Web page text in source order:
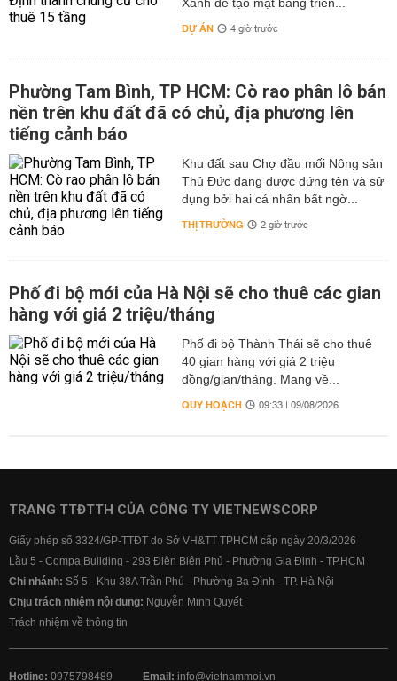
DỰ ÁN 4 giờ trước
Phường Tam Bình, TP HCM: Cò rao phân lô bán
nền trên khu đất đã có chủ, địa phương lên
tiếng cảnh báo
Khu đất sau Chợ đầu mối Nông sản
Thủ Đức đang được đứng tên và sử
dụng bởi hai cá nhân bất ngờ...
THỊ TRƯỜNG 2 giờ trước
Phố đi bộ mới của Hà Nội sẽ cho thuê các gian
hàng với giá 2 triệu/tháng
Phố đi bộ Thành Thái sẽ cho thuê
40 gian hàng với giá 2 triệu
đồng/gian/tháng. Mang về...
QUY HOẠCH 09:33 | 09/08/2026
TRANG TTĐTTH CỦA CÔNG TY VIETNEWSCORP
Giấy phép số 3324/GP-TTĐT do Sở VH&TT TPHCM cấp ngày 20/3/2026
Lầu 5 - Compa Building - 293 Điện Biên Phủ - Phường Gia Định - TP.HCM
Chi nhánh: Số 5 - Khu 38A Trần Phú - Phường Ba Đình - TP. Hà Nội
Chịu trách nhiệm nội dung: Nguyễn Minh Quyết
Trách nhiệm về thông tin
Hotline: 0975798489 Email: info@vietnammoi.vn